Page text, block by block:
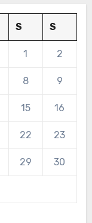
S S
1 2
8 9
15 16
22 23
29 30